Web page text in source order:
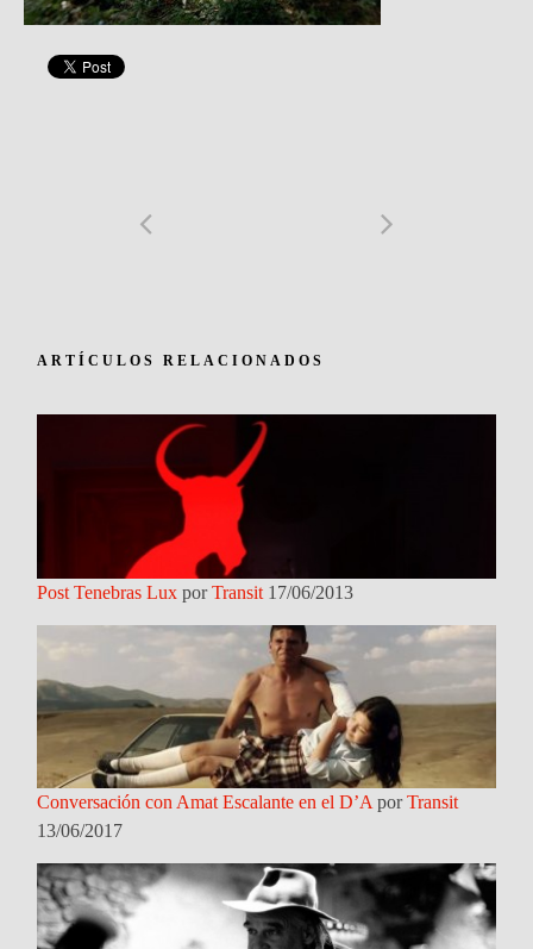
ARTÍCULOS RELACIONADOS
Post Tenebras Lux porTransit 17/06/2013
Conversación con Amat Escalante en el D’A porTransit
13/06/2017